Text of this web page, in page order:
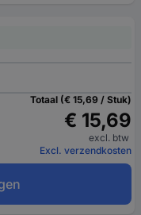
Totaal (€ 15,69 / Stuk)
€ 15,69
excl. btw
Excl. verzendkosten